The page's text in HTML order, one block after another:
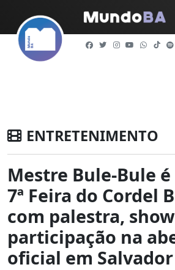
ENTRETENIMENTO
Mestre Bule-Bule
7ª Feira do Cordel
com palestra,
participação na
oficial em Salvador